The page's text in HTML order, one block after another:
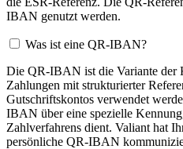
IBAN genutzt werden.
Was ist eine QR-IBAN?
Die QR-IBAN ist die Variante der
Zahlungen mit strukturierter
Gutschriftskontos verwendet
IBAN über eine spezielle
Zahlverfahrens dient. Valiant hat
persönliche QR-IBAN